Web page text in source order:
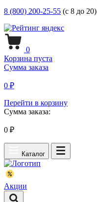
8 (800) 200-25-55 (с 8 до 20)
0
Корзина пуста
Сумма заказа
0 ₽
Перейти в корзину
Сумма заказа:
0 ₽
Каталог
Акции